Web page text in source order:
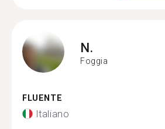
N.
Foggia
FLUENTE
Italiano